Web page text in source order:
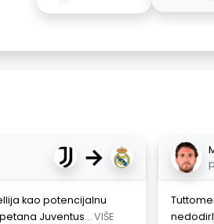
→
kao potencijalnu
Juventus... VIŠE